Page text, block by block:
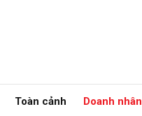
Toàn cảnh Doanh nhân